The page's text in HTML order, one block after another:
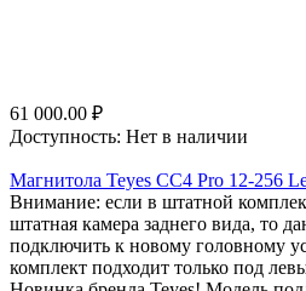
61 000.00 ₽
Доступность: Нет в наличии
Магнитола Teyes CC4 Pro 12-256
Внимание: если в штатной
штатная камера заднего вида, то
подключить к новому головному
комплект подходит только под